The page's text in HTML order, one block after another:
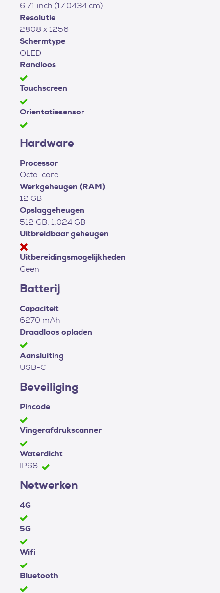
6.71 inch (17.0434 cm)
Resolutie
2808 x 1256
Schermtype
OLED
Randloos
Touchscreen
Orientatiesensor
Hardware
Processor
Octa-core
Werkgeheugen (RAM)
12 GB
Opslaggeheugen
512 GB, 1,024 GB
Uitbreidbaar geheugen
Uitbereidingsmogelijkheden
Geen
Batterij
Capaciteit
6270 mAh
Draadloos opladen
Aansluiting
USB-C
Beveiliging
Pincode
Vingerafdrukscanner
Waterdicht
IP68
Netwerken
4G
5G
Wifi
Bluetooth